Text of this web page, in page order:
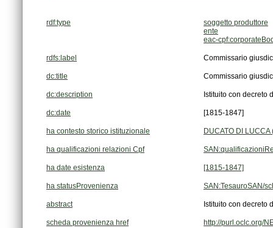
rdf:type
soggetto produttore
ente
eac-
rdfs:label Commissario
dc:title Commissario
dc:description Istituito con decreto
dc:date [1815-1847]
ha contesto storico istituzionale DUCATO DI
ha qualificazioni relazioni Cpf
ha date esistenza [1815-1847]
ha statusProvenienza SAN:TesauroSAN/
abstract Istituito con decreto
scheda provenienza href http://purl.oclc.org/